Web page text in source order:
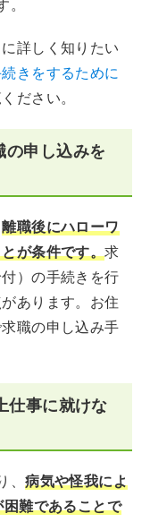
詳しく知りたい
きをするために
ださい。
の申し込みを
離職後にハローワ
が条件です。求
）の手続きを行
あります。お住
職の申し込み手
仕事に就けな
、病気や怪我によ
難であることで